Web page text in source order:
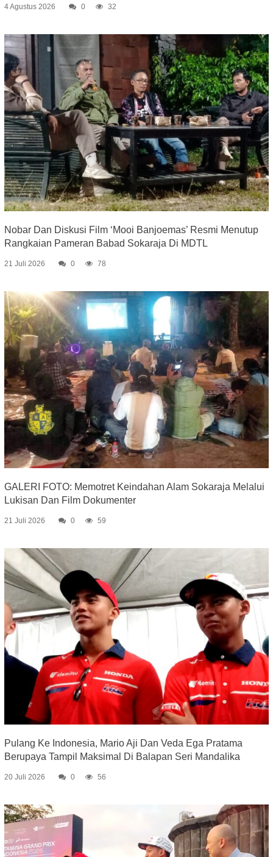
4 Agustus 2026 0 32
Nobar Dan Diskusi Film ‘Mooi Banjoemas’ Resmi Menutup
Rangkaian Pameran Babad Sokaraja Di MDTL
21 Juli 2026 0 78
GALERI FOTO: Memotret Keindahan Alam Sokaraja Melalui
Lukisan Dan Film Dokumenter
21 Juli 2026 0 59
Pulang Ke Indonesia, Mario Aji Dan Veda Ega Pratama
Berupaya Tampil Maksimal Di Balapan Seri Mandalika
20 Juli 2026 0 56